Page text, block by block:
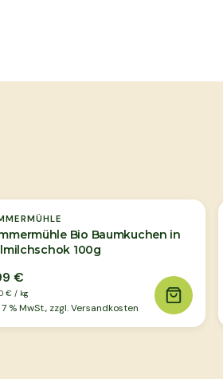
Bio Baumkuchen in
100g
€
€ / kg
7 % MwSt., zzgl. Versandkosten